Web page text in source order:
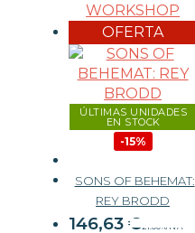
WORKSHOP
OFERTA
ÚLTIMAS UNIDADES
EN STOCK
-15%
SONS OF BEHEMAT:
REY BRODD
146,63 €21.00% IVA
172,50 €